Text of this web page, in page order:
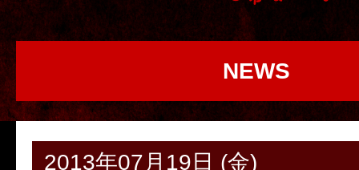
NEWS
2013年07月19日 (金)